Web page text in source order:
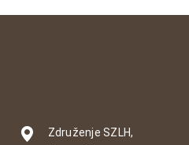
Združenje SZLH,